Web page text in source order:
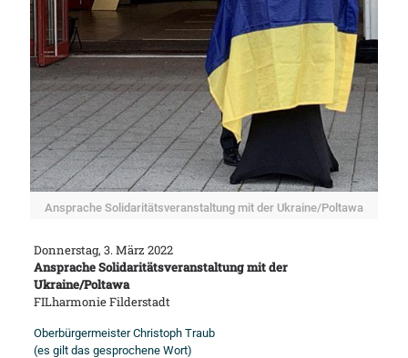
Ansprache Solidaritätsveranstaltung mit der Ukraine/Poltawa
Donnerstag, 3. März 2022
Ansprache Solidaritätsveranstaltung mit der
Ukraine/Poltawa
FILharmonie Filderstadt
Oberbürgermeister Christoph Traub
(es gilt das gesprochene Wort)